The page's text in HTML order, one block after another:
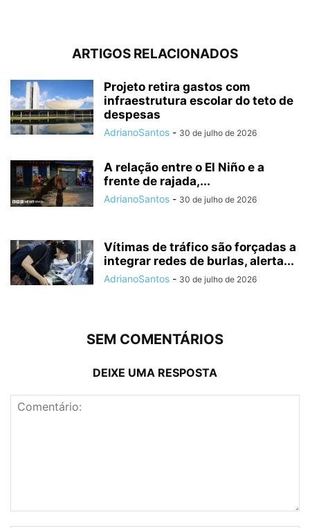
ARTIGOS RELACIONADOS
Projeto retira gastos com
infraestrutura escolar do teto de
despesas
AdrianoSantos - 30 de julho de 2026
A relação entre o El Niño e a
frente de rajada,...
AdrianoSantos - 30 de julho de 2026
Vítimas de tráfico são forçadas a
integrar redes de burlas, alerta...
AdrianoSantos - 30 de julho de 2026
SEM COMENTÁRIOS
DEIXE UMA RESPOSTA